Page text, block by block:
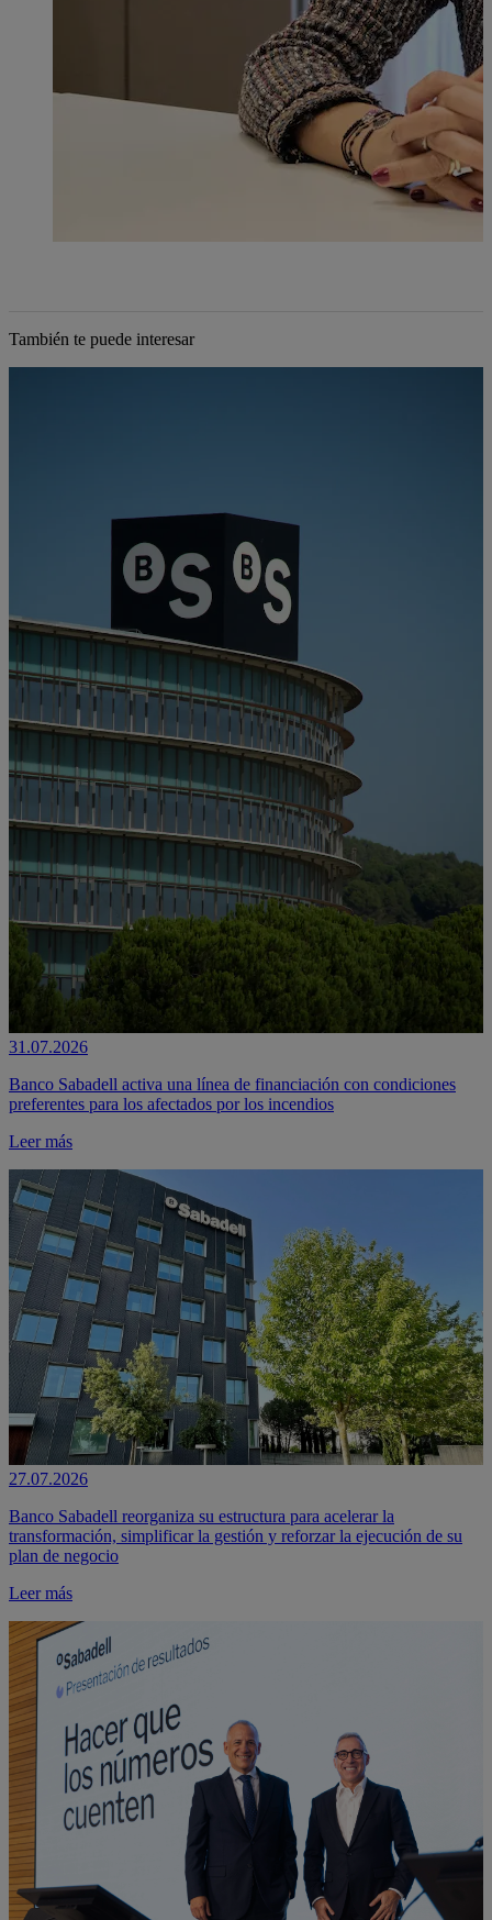
También te puede interesar
31.07.2026
Banco Sabadell activa una línea de financiación con condiciones
preferentes para los afectados por los incendios
Leer más
27.07.2026
Banco Sabadell reorganiza su estructura para acelerar la
transformación, simplificar la gestión y reforzar la ejecución de su
plan de negocio
Leer más